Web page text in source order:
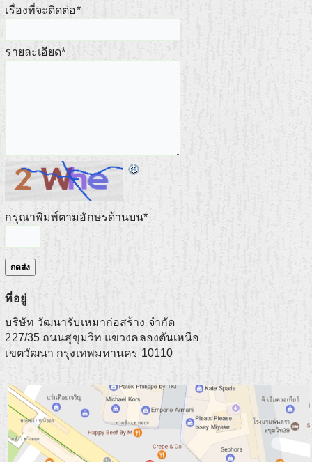
เรื่องที่จะติดต่อ*
รายละเอียด*
กรุณาพิมพ์ตามอักษรด้านบน*
ที่อยู่
บริษัท วัฒนารับเหมาก่อสร้าง จำกัด
227/35 ถนนสุขุมวิท แขวงคลองตันเหนือ
เขตวัฒนา กรุงเทพมหานคร 10110